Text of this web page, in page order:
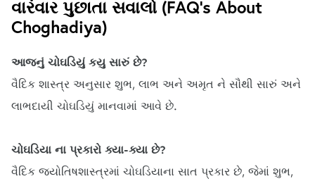
વારંવાર પુછાતા સવાલો (FAQ's About
Choghadiya)
આજનું ચોઘડિયું કયુ સારું છે?
વૈદિક શાસ્ત્ર અનુસાર શુભ, લાભ અને અમૃત ને સૌથી સારું અને
લાભદાયી ચોઘડિયું માનવામાં આવે છે.
ચોઘડિયા ના પ્રકારો ક્યા-ક્યા છે?
વૈદિક જ્યોતિષશાસ્ત્રમાં ચોઘડિયાના સાત પ્રકાર છે, જેમાં શુભ,